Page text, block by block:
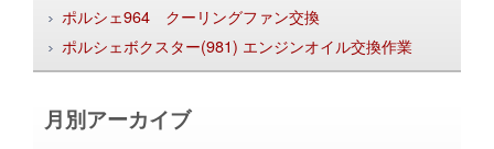
ポルシェ964 クーリングファン交換
ポルシェボクスター(981) エンジンオイル交換作業
月別アーカイブ